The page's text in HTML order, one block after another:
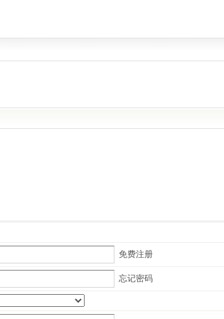
免费注册
忘记密码